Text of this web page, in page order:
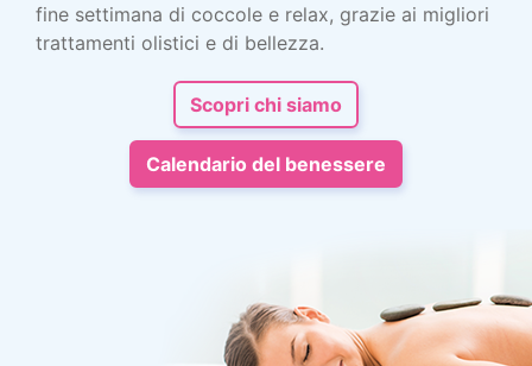
fine settimana di coccole e relax, grazie ai migliori
trattamenti olistici e di bellezza.
Scopri chi siamo
Calendario del benessere